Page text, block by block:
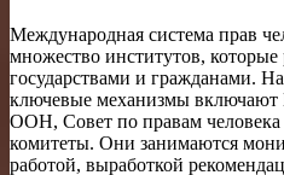
Международная система прав
множество институтов, которые
государствами и гражданами.
ключевые механизмы
ООН, Совет по правам
комитеты. Они занимаются
работой, выработкой